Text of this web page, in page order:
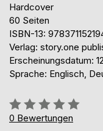
Hardcover
60 Seiten
ISBN-13:
Verlag: story.one
Erscheinungsdatum:
Sprache: Englisch,
Bewertung::
0%
0 Bewertungen